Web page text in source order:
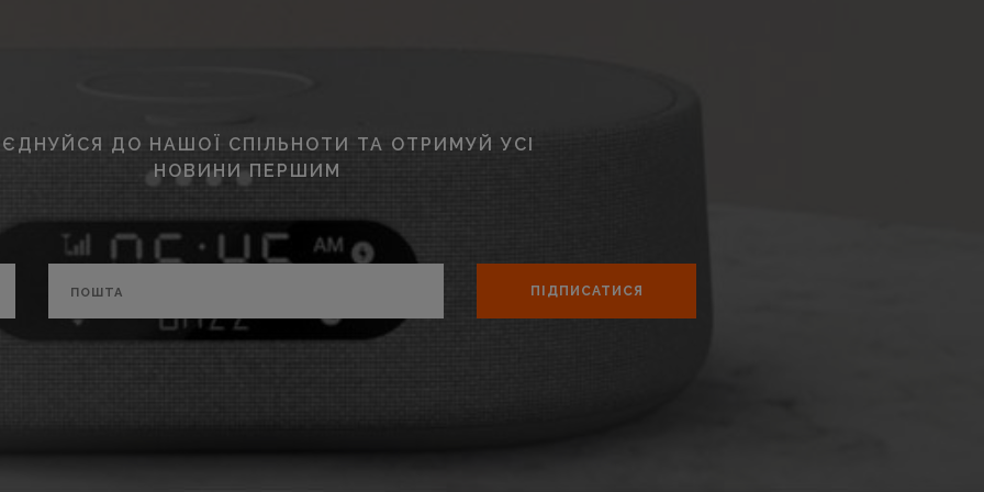
ДО НАШОЇ СПІЛЬНОТИ ТА ОТРИМУЙ УСІ
НОВИНИ ПЕРШИМ
ПІДПИСАТИСЯ